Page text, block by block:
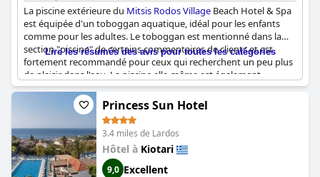
La piscine extérieure du Mitsis Rodos Village Beach Hotel & Spa
est équipée d'un toboggan aquatique, idéal pour les enfants
comme pour les adultes. Le toboggan est mentionné dans la
section "piscine" de certains commentaires de clients et est
fortement recommandé pour ceux qui recherchent un peu plus
de plaisir dans l'eau. La piscine elle-même est également
appréciée pour sa profondeur et sa propreté, et aucun
commentaire négatif n'a été trouvé. Les familles avec de jeunes
enfants peuvent également profiter d'une piscine séparée pour
les enfants avec un toboggan conçu spécialement pour eux.
Dans l'ensemble, la piscine de l'hôtel avec toboggan aquatique
est un point fort pour de nombreux clients, améliorant leur
expérience de vacances.
Lire les résumés des avis pour toutes les catégories
Princess Sun Hotel
3.4 miles de Lardos
Hôtel à Kiotari
9,0 Excellent